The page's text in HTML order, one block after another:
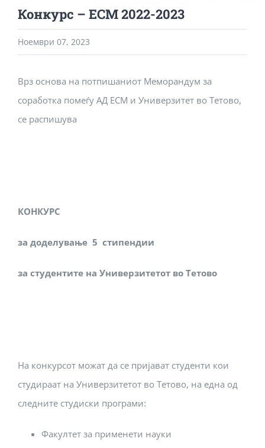
Конкурс – ЕСМ 2022-2023
Ноември 07, 2023
Врз основа на потпишаниот Меморандум за
соработка помеѓу АД ЕСМ и Универзитет во Тетово,
се распишува
КОНКУРС
за доделување 5 стипендии
за студентите на Универзитетот во Тетово
На конкурсот можат да се пријават студенти кои
студираат на Универзитетот во Тетово, на една од
следните студиски програми:
Факултет за применети науки